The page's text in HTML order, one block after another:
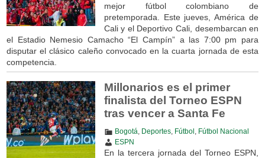
mejor fútbol colombiano de
pretemporada. Este jueves, América de
Cali y el Deportivo Cali, desembarcan en
el Estadio Nemesio Camacho “El Campín” a las 7:00 pm para
disputar el clásico caleño convocado en la cuarta jornada de esta
competencia.
Millonarios es el primer
finalista del Torneo ESPN
tras vencer a Santa Fe
Bogotá Deportes, Fútbol
Fútbol Nacional
ESPN
En la tercera jornada del Torneo ESPN,